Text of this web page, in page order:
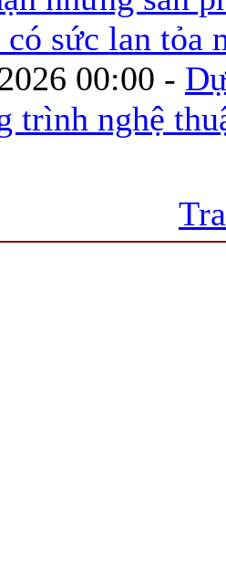
có sức lan tỏa
00:00 -
trình nghệ